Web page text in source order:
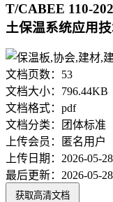
T/CABEE 110-
土保温系统应用
文档页数： 53
文档大小： 796.44KB
文档格式： pdf
文档分类：
团体标准
上传会员：
匿名用户
上传日期： 2026-05-28
最后更新： 2026-05-28
获取高清文档